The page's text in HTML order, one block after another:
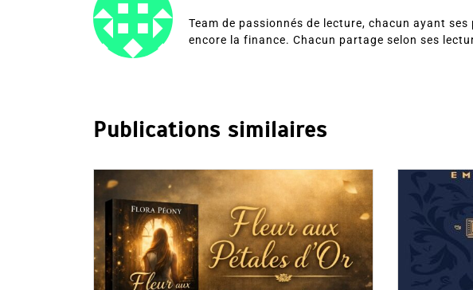
Team de passionnés de lecture, chacun ayant
encore la finance. Chacun partage selon ses
Publications similaires